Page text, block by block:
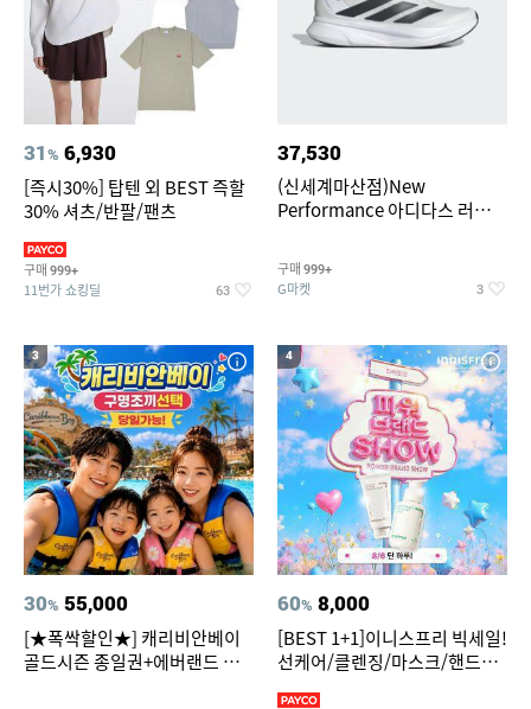
31% 6,930
[즉시30%] 탑텐 외 BEST 즉할
30% 셔츠/반팔/팬츠
구매 999+
11번가 쇼킹딜 63
37,530
(신세계마산점)New
Performance 아디다스 러닝화
구매 999+
G마켓 3
3
30% 55,000
[★폭싹할인★] 캐리비안베이
골드시즌 종일권+에버랜드 오
4
60% 8,000
[BEST 1+1]이니스프리 빅세일!
선케어/클렌징/마스크/핸드크